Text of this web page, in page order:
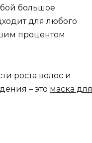
большое
для любого
процентом
роста волос и
– это маска для